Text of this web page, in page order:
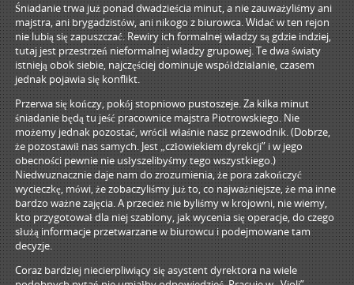
Śniadanie trwa już ponad dwadzieścia minut, a nie zauważyliśmy ani
majstra, ani brygadzistów, ani nikogo z biurowca. Widać w ten rejon
nie lubią się zapuszczać. Rewiry ich formalnej władzy są gdzie indziej,
tutaj jest przestrzeń nieformalnej władzy grupowej. Te dwa światy
istnieją obok siebie, najczęściej dominuje współdziałanie, czasem
jednak pojawia się konflikt.
Przerwa się kończy, pokój stopniowo pustoszeje. Za kilka minut
śniadanie będą tu jeść pracownice majstra Piotrowskiego. Nie
możemy jednak pozostać, wrócił właśnie nasz przewodnik. (Dobrze,
że pozostawił nas samych. Jest „człowiekiem dyrekcji” i w jego
obecności pewnie nie usłyszelibyśmy tego wszystkiego.)
Niedwuznacznie daje nam do zrozumienia, że pora zakończyć
wycieczkę, mówi, że zobaczyliśmy już to, co najważniejsze, że ma inne
bardzo ważne zajęcia. A przecież nie byliśmy w krojowni, nie wiemy,
kto przygotował dla niej szablony, jak wycenia się operacje, do czego
służą informacje przetwarzane w biurowcu i podejmowane tam
decyzje.
Coraz bardziej niecierpliwiący się asystent dyrektora na wiele